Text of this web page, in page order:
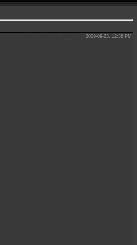
2009-09-23, 12:38 PM